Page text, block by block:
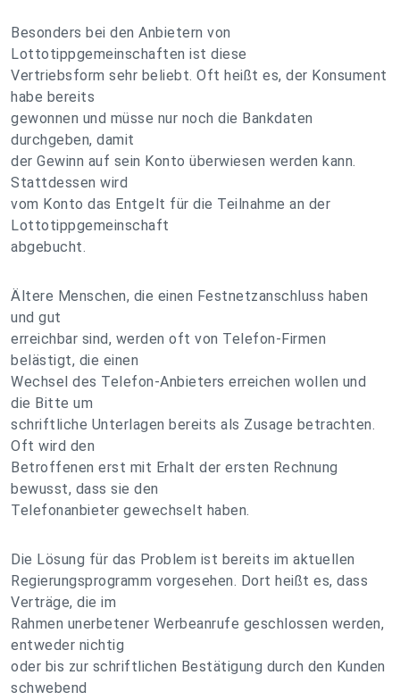
Besonders bei den Anbietern von
Lottotippgemeinschaften ist diese
Vertriebsform sehr beliebt. Oft heißt es, der Konsument
habe bereits
gewonnen und müsse nur noch die Bankdaten
durchgeben, damit
der Gewinn auf sein Konto überwiesen werden kann.
Stattdessen wird
vom Konto das Entgelt für die Teilnahme an der
Lottotippgemeinschaft
abgebucht.
Ältere Menschen, die einen Festnetzanschluss haben
und gut
erreichbar sind, werden oft von Telefon-Firmen
belästigt, die einen
Wechsel des Telefon-Anbieters erreichen wollen und
die Bitte um
schriftliche Unterlagen bereits als Zusage betrachten.
Oft wird den
Betroffenen erst mit Erhalt der ersten Rechnung
bewusst, dass sie den
Telefonanbieter gewechselt haben.
Die Lösung für das Problem ist bereits im aktuellen
Regierungsprogramm vorgesehen. Dort heißt es, dass
Verträge, die im
Rahmen unerbetener Werbeanrufe geschlossen werden,
entweder nichtig
oder bis zur schriftlichen Bestätigung durch den Kunden
schwebend